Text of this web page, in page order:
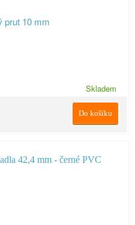
Skladem
Do košíku
42,4 mm - černé PVC